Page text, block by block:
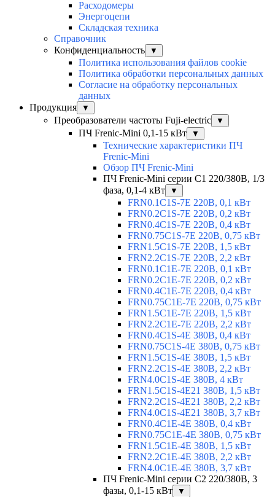
Расходомеры
Энергоцепи
Складская техника
Справочник
Конфиденциальность
▼
Политика использования файлов cookie
Политика обработки персональных данных
Согласие на обработку персональных
данных
Продукция
▼
Преобразователи частоты Fuji-electric ▼
ПЧ Frenic-Mini 0,1-15 кВт ▼
Технические характеристики ПЧ
Frenic-Mini
Обзор ПЧ Frenic-Mini
ПЧ Frenic-Mini серии C1 220/380В, 1/3
фаза, 0,1-4 кВт
▼
FRN0.1C1S-7E 220В, 0,1 кВт
FRN0.2C1S-7E 220В, 0,2 кВт
FRN0.4C1S-7E 220В, 0,4 кВт
FRN0.75C1S-7E 220В, 0,75 кВт
FRN1.5C1S-7E 220В, 1,5 кВт
FRN2.2C1S-7E 220В, 2,2 кВт
FRN0.1C1E-7E 220В, 0,1 кВт
FRN0.2C1E-7E 220В, 0,2 кВт
FRN0.4C1E-7E 220В, 0,4 кВт
FRN0.75C1E-7E 220В, 0,75 кВт
FRN1.5C1E-7E 220В, 1,5 кВт
FRN2.2C1E-7E 220В, 2,2 кВт
FRN0.4C1S-4E 380В, 0,4 кВт
FRN0.75C1S-4E 380В, 0,75 кВт
FRN1.5C1S-4E 380В, 1,5 кВт
FRN2.2C1S-4E 380В, 2,2 кВт
FRN4.0C1S-4E 380В, 4 кВт
FRN1.5C1S-4E21 380В, 1,5 кВт
FRN2.2C1S-4E21 380В, 2,2 кВт
FRN4.0C1S-4E21 380В, 3,7 кВт
FRN0.4C1E-4E 380В, 0,4 кВт
FRN0.75C1E-4E 380В, 0,75 кВт
FRN1.5C1E-4E 380В, 1,5 кВт
FRN2.2C1E-4E 380В, 2,2 кВт
FRN4.0C1E-4E 380В, 3,7 кВт
ПЧ Frenic-Mini серии С2 220/380В, 3
фазы, 0,1-15 кВт
▼